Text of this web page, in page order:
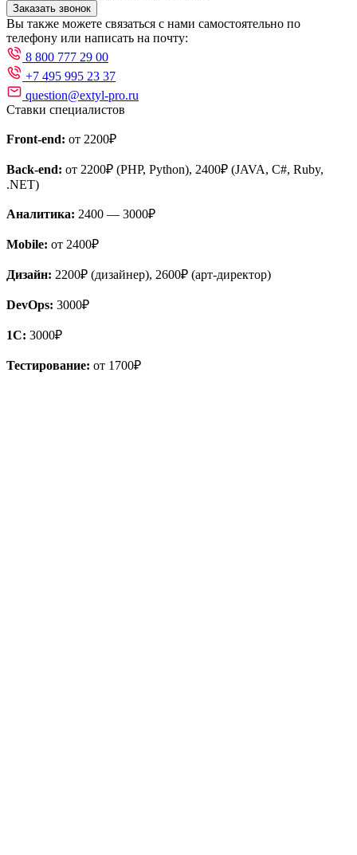
Заказать звонок
Вы также можете связаться с нами самостоятельно по
телефону или написать на почту:
8 800 777 29 00
+7 495 995 23 37
question@extyl-pro.ru
Ставки специалистов
Front-end: от 2200₽
Back-end: от 2200₽ (PHP, Python), 2400₽ (JAVA, C#, Ruby,
.NET)
Аналитика: 2400 — 3000₽
Mobile: от 2400₽
Дизайн: 2200₽ (дизайнер), 2600₽ (арт-директор)
DevOps: 3000₽
1С: 3000₽
Тестирование: от 1700₽